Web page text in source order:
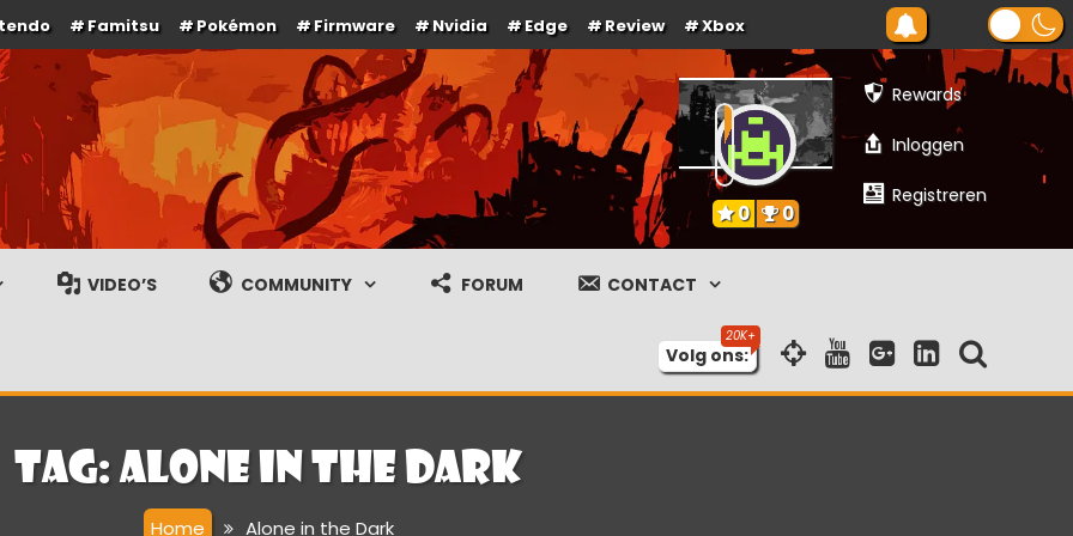
Famitsu Pokémon Firmware Nvidia Edge Review Xbox
gameplay streams
Rewards
Inloggen
Registreren
0 0
VIDEO’S COMMUNITY FORUM CONTACT
Volg ons:
Tag: Alone in the Dark
Home Alone in the Dark